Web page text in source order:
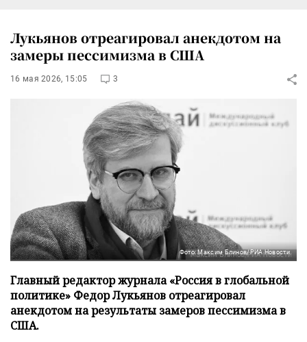
Лукьянов отреагировал анекдотом на
замеры пессимизма в США
16 мая 2026, 15:05 3
Фото: Максим Блинов/РИА Новости
Главный редактор журнала «Россия в глобальной
политике» Федор Лукьянов отреагировал
анекдотом на результаты замеров пессимизма в
США.